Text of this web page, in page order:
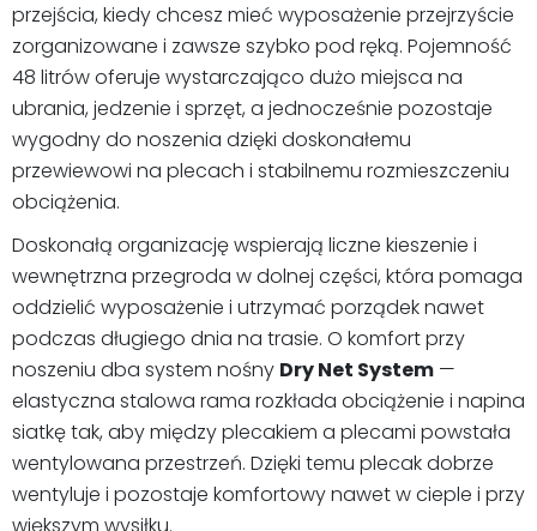
przejścia, kiedy chcesz mieć wyposażenie przejrzyście
zorganizowane i zawsze szybko pod ręką. Pojemność
48 litrów oferuje wystarczająco dużo miejsca na
ubrania, jedzenie i sprzęt, a jednocześnie pozostaje
wygodny do noszenia dzięki doskonałemu
przewiewowi na plecach i stabilnemu rozmieszczeniu
obciążenia.
Doskonałą organizację wspierają liczne kieszenie i
wewnętrzna przegroda w dolnej części, która pomaga
oddzielić wyposażenie i utrzymać porządek nawet
podczas długiego dnia na trasie. O komfort przy
noszeniu dba system nośny Dry Net System —
elastyczna stalowa rama rozkłada obciążenie i napina
siatkę tak, aby między plecakiem a plecami powstała
wentylowana przestrzeń. Dzięki temu plecak dobrze
wentyluje i pozostaje komfortowy nawet w cieple i przy